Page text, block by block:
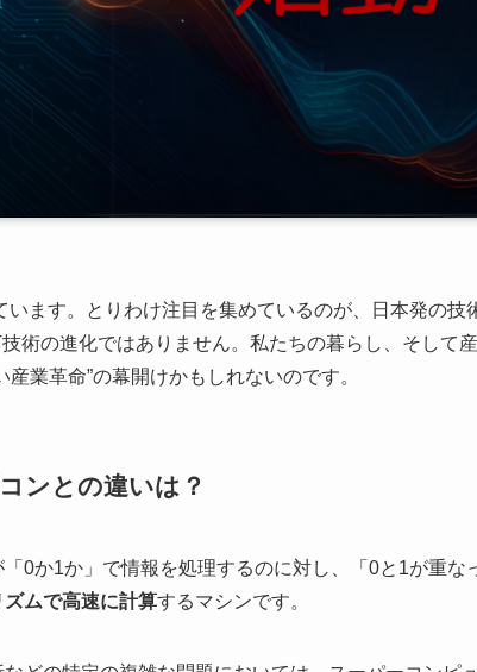
ます。とりわけ注目を集めているのが、日本発の技
術の進化ではありません。私たちの暮らし、そして
業革命”の幕開けかもしれないのです。
ンとの違いは？
0か1か」で情報を処理するのに対し、「0と1が重な
ムで高速に計算するマシンです。